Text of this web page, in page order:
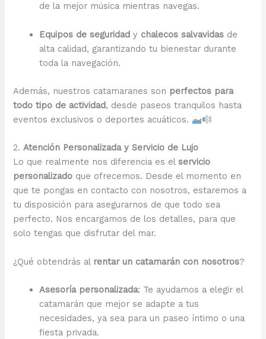
de la mejor música mientras navegas.
Equipos de seguridad y chalecos salvavidas de
alta calidad, garantizando tu bienestar durante
toda la navegación.
Además, nuestros catamaranes son perfectos para
todo tipo de actividad, desde paseos tranquilos hasta
eventos exclusivos o deportes acuáticos.
2.Atención Personalizada y Servicio de Lujo
Lo que realmente nos diferencia es elservicio
personalizado que ofrecemos. Desde el momento en
que te pongas en contacto con nosotros, estaremos a
tu disposición para asegurarnos de que todo sea
perfecto. Nos encargamos de los detalles, para que
solo tengas que disfrutar del mar.
¿Qué obtendrás al rentar un catamarán con nosotros?
Asesoría personalizada: Te ayudamos a elegir el
catamarán que mejor se adapte a tus
necesidades, ya sea para un paseo íntimo o una
fiesta privada.